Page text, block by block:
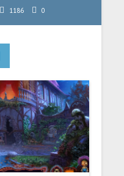
1186 0